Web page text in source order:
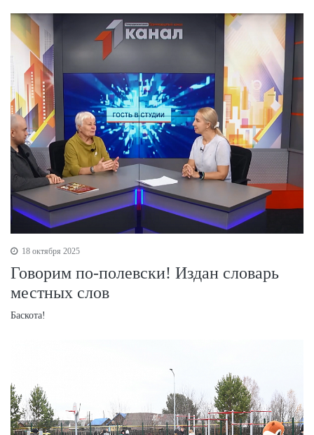
18 октября 2025
Говорим по-полевски! Издан словарь
местных слов
Баскота!